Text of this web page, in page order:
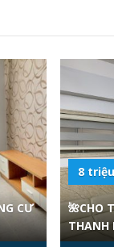
CƯ
8
🌺CHO
THANH